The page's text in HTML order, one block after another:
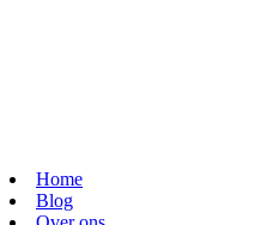
Home
Blog